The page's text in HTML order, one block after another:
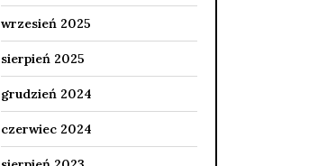
wrzesień 2025
sierpień 2025
grudzień 2024
czerwiec 2024